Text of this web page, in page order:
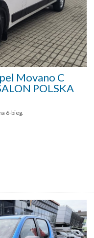
Movano C
POLSKA
6-bieg.